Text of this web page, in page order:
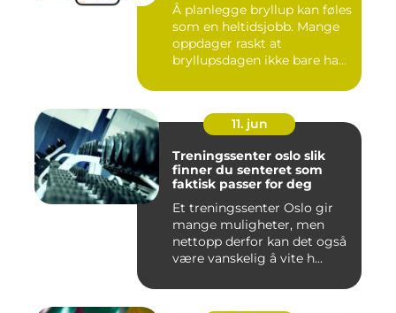
Å planlegge bryllup kan føles
som en heltidsjobb. Mange
oppdager raskt at
bryllupsdagen ikke bare ha...
11. jun
Treningssenter oslo slik
finner du senteret som
faktisk passer for deg
Et treningssenter Oslo gir
mange muligheter, men
nettopp derfor kan det også
være vanskelig å vite h...